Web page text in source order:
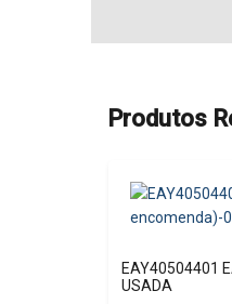
Produtos
EAY40504401
USADA